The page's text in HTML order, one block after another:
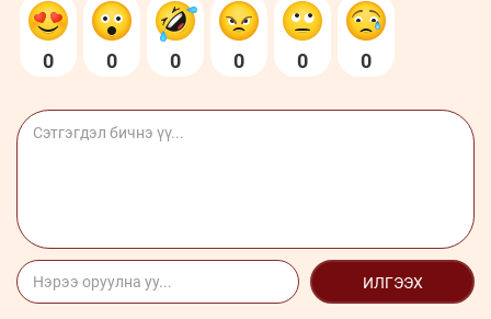
0 0 0 0 0 0
ИЛГЭЭХ